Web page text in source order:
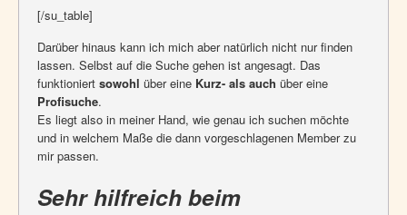
[/su_table]
Darüber hinaus kann ich mich aber natürlich nicht nur finden
lassen. Selbst auf die Suche gehen ist angesagt. Das
funktioniert sowohl über eine Kurz- als auch über eine
Profisuche.
Es liegt also in meiner Hand, wie genau ich suchen möchte
und in welchem Maße die dann vorgeschlagenen Member zu
mir passen.
Sehr hilfreich beim